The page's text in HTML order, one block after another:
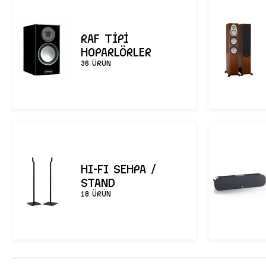
Q ACOUSTICS
RAF TİPİ
HOPARLÖRLER
36 ÜRÜN
HI-FI SEHPA /
STAND
18 ÜRÜN